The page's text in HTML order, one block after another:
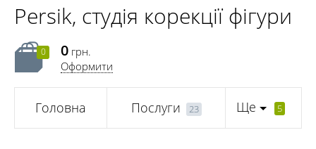
Persik, студія корекції фігури
0 0 грн.
Оформити
Головна Послуги 23 Ще 5